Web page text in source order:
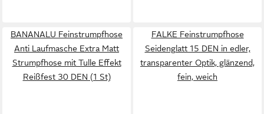
BANANALU Feinstrumpfhose
Anti Laufmasche Extra Matt
Strumpfhose mit Tulle Effekt
Reißfest 30 DEN (1 St)
FALKE Feinstrumpfhose
Seidenglatt 15 DEN in edler,
transparenter Optik, glänzend,
fein, weich